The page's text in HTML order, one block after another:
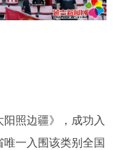
照边疆》，成功入
一入围该类别全国